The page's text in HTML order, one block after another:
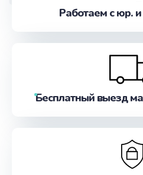
Работаем с юр.
Бесплатный выезд